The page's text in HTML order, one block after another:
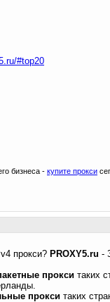
#top20
бизнеса - купите прокси
прокси? PROXY5.ru -
прокси таких
прокси таких